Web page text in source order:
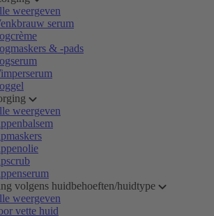
weergeven
serum
& -pads
weergeven
volgens huidbehoeften/huidtype
weergeven
vette huid